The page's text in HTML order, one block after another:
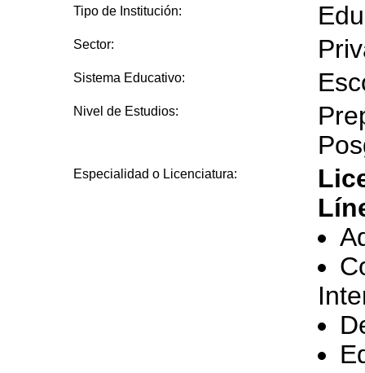
Tipo de Institución:
Sector:
Sistema Educativo:
Nivel de Estudios:
Especialidad o Licenciatura: